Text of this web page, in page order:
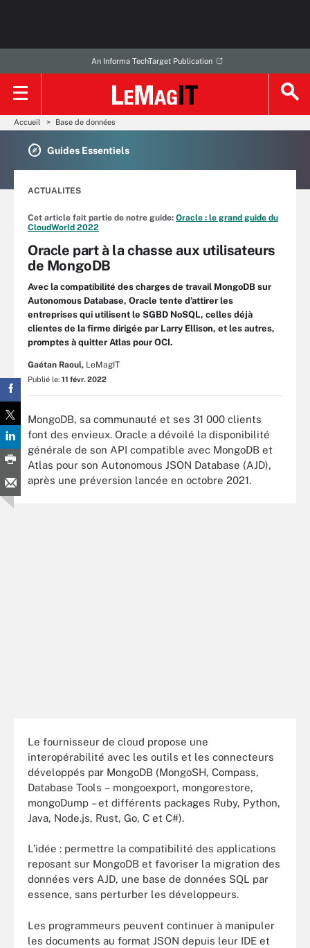
An Informa TechTarget Publication
Accueil Base de données
Guides Essentiels
ACTUALITES
Cet article fait partie de notre guide: Oracle : le grand guide du
CloudWorld 2022
Oracle part à la chasse aux utilisateurs
de MongoDB
Avec la compatibilité des charges de travail MongoDB sur
Autonomous Database, Oracle tente d’attirer les
entreprises qui utilisent le SGBD NoSQL, celles déjà
clientes de la firme dirigée par Larry Ellison, et les autres,
promptes à quitter Atlas pour OCI.
Gaétan Raoul, LeMagIT
Publié le: 11 févr. 2022
MongoDB, sa communauté et ses 31 000 clients
font des envieux. Oracle a dévoilé la disponibilité
générale de son API compatible avec MongoDB et
Atlas pour son Autonomous JSON Database (AJD),
après une préversion lancée en octobre 2021.
Le fournisseur de cloud propose une
interopérabilité avec les outils et les connecteurs
développés par MongoDB (MongoSH, Compass,
Database Tools – mongoexport, mongorestore,
mongoDump – et différents packages Ruby, Python,
Java, Node.js, Rust, Go, C et C#).
L’idée : permettre la compatibilité des applications
reposant sur MongoDB et favoriser la migration des
données vers AJD, une base de données SQL par
essence, sans perturber les développeurs.
Les programmeurs peuvent continuer à manipuler
les documents au format JSON depuis leur IDE et